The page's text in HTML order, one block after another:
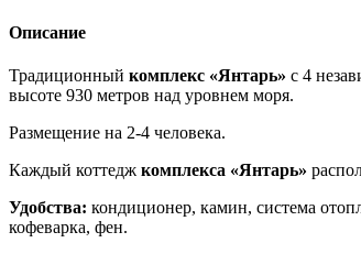
Описание
Традиционный комплекс «Янтарь» с 4
высоте 930 метров над уровнем моря.
Размещение на 2-4 человека.
Каждый коттедж комплекса «Янтарь»
Удобства: кондиционер, камин, система
кофеварка, фен.